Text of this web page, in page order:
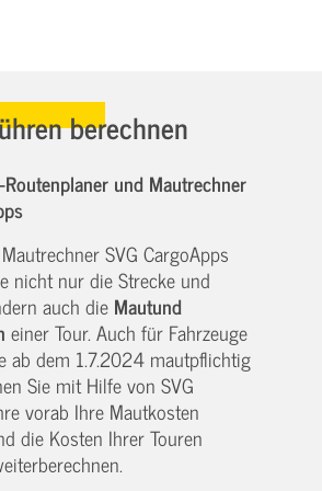
berechnen
und Mautrechner
SVG CargoApps
nicht nur die Strecke und
auch die Mautund
einer Tour. Auch für Fahrzeuge
ab dem 1.7.2024 mautpflichtig
Sie mit Hilfe von SVG
vorab Ihre Mautkosten
die Kosten Ihrer Touren